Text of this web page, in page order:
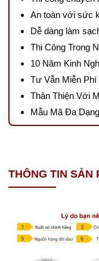
An toàn với sức
Dễ dàng làm
Thi Công Trong
10 Năm Kinh
Tư Vẫn Miễn Phí
Thân Thiện Với
Mẫu Mã Đa Dạng
THÔNG TIN SẢN